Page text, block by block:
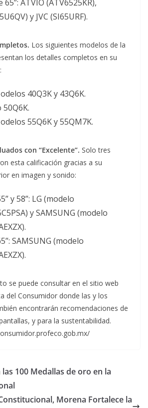
65”: ATVIO (ATV6525KR),
y JVC (SI65URF).
Los siguientes modelos de la
los detalles completos en su
40Q3K y 43Q6K.
50Q6K.
55Q6K y 55QM7K.
con “Excelente”. Solo tres
esta calificación gracias a su
en imagen y sonido:
y 58”: LG (modelo
y SAMSUNG (modelo
SAMSUNG (modelo
se puede consultar en el sitio web
del Consumidor donde las y los
encontrarán recomendaciones de
y para la sustentabilidad.
100 Medallas de oro en la
Morena Fortalece la